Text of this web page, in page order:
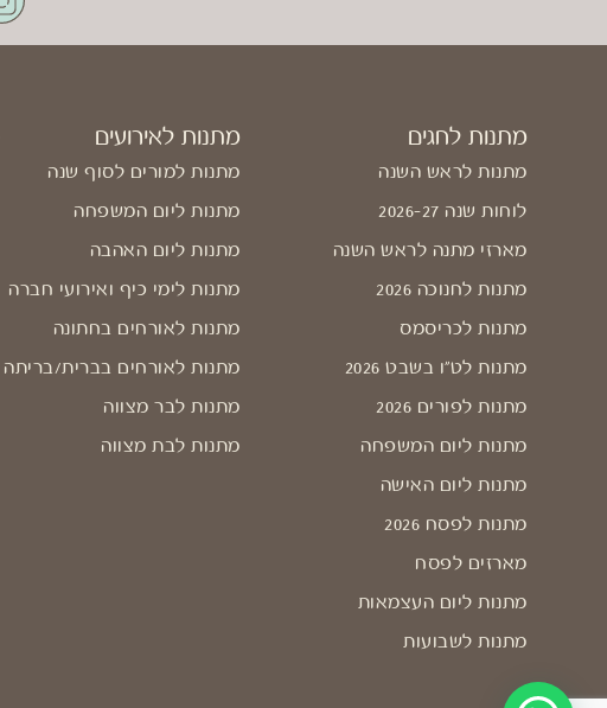
מתנות לחגים
מתנות לראש השנה
לוחות שנה 2026-27
מארזי מתנה לראש השנה
מתנות לחנוכה 2026
מתנות לכריסמס
מתנות לט"ו בשבט 2026
מתנות לפורים 2026
מתנות ליום המשפחה
מתנות ליום האישה
מתנות לפסח 2026
מארזים לפסח
מתנות ליום העצמאות
מתנות לשבועות
מתנות לאירועים
מתנות למורים לסוף שנה
מתנות ליום המשפחה
מתנות ליום האהבה
מתנות לימי כיף ואירועי חברה
מתנות לאורחים בחתונה
מתנות לאורחים בברית/בריתה
מתנות לבר מצווה
מתנות לבת מצווה